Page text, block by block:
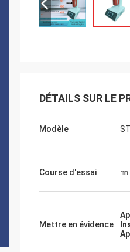
DÉTAILS SUR LE
Modèle
Course d'essai ㎜
Mettre en évidence